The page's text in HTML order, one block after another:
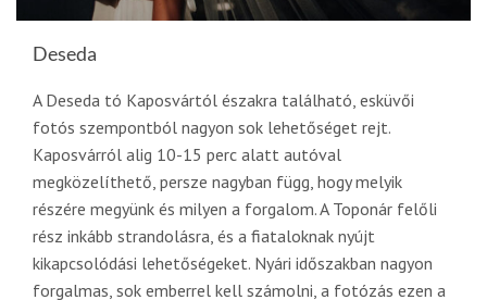
Deseda
A Deseda tó Kaposvártól északra található, esküvői
fotós szempontból nagyon sok lehetőséget rejt.
Kaposvárról alig 10-15 perc alatt autóval
megközelíthető, persze nagyban függ, hogy melyik
részére megyünk és milyen a forgalom. A Toponár felőli
rész inkább strandolásra, és a fiataloknak nyújt
kikapcsolódási lehetőségeket. Nyári időszakban nagyon
forgalmas, sok emberrel kell számolni, a fotózás ezen a